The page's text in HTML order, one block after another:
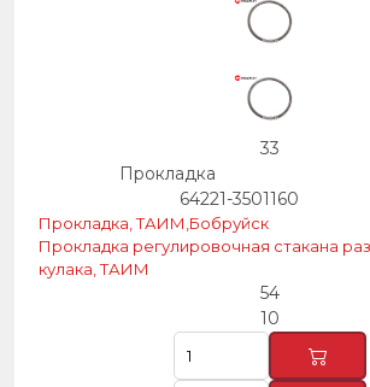
33
Прокладка
64221-3501160
Прокладка, ТАИМ,Бобруйск
Прокладка регулировочная стакана
кулака, ТАИМ
54
10